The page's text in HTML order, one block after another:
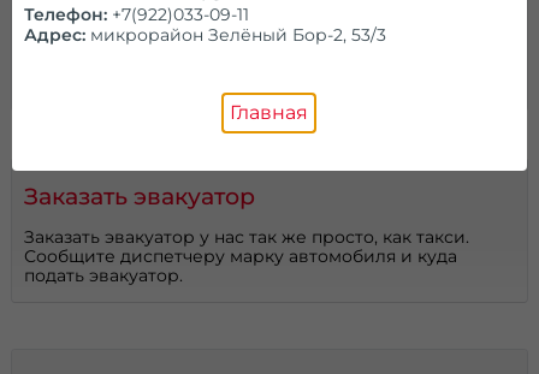
Вызвать эвакуатор срочно в нашей компании можно
Заказать эвакуатор
Заказать эвакуатор у нас так же просто, как такси.
Сообщите диспетчеру марку автомобиля и куда
подать эвакуатор.
Телефон: +7(922)033-09-11
Адрес: микрорайон Зелёный Бор-2, 53/3
Главная